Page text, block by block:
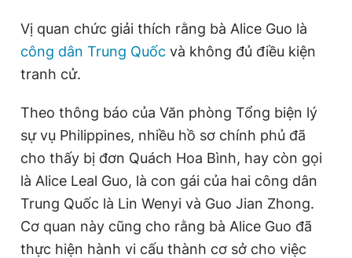
Vị quan chức giải thích rằng bà Alice Guo là
công dân Trung Quốc và không đủ điều kiện
tranh cử.
Theo thông báo của Văn phòng Tổng biện lý
sự vụ Philippines, nhiều hồ sơ chính phủ đã
cho thấy bị đơn Quách Hoa Bình, hay còn gọi
là Alice Leal Guo, là con gái của hai công dân
Trung Quốc là Lin Wenyi và Guo Jian Zhong.
Cơ quan này cũng cho rằng bà Alice Guo đã
thực hiện hành vi cấu thành cơ sở cho việc